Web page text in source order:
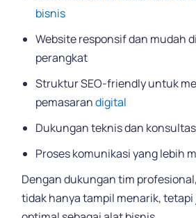
bisnis
Website responsif dan mudah
perangkat
Struktur SEO-friendly untuk
pemasarandigital
Dukungan teknis dan
Proses komunikasi yang lebih
Dengan dukungan tim
tidak hanya tampil menarik,